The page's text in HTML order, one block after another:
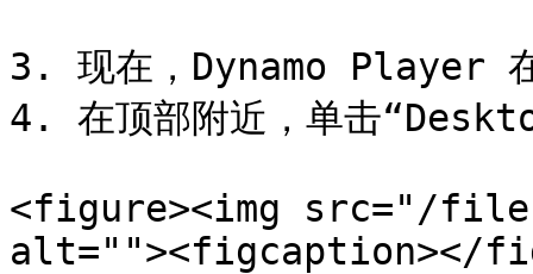
3. 现在，Dynamo Player 在
4. 在顶部附近，单击
<figure><img src="/files/
alt=""><figcaption></